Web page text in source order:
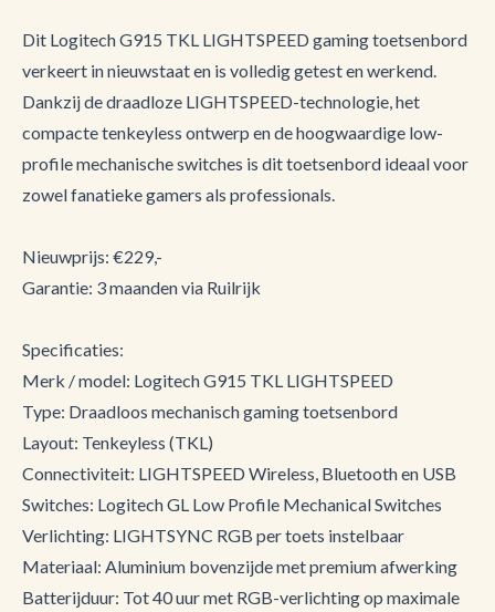
Dit Logitech G915 TKL LIGHTSPEED gaming toetsenbord
verkeert in nieuwstaat en is volledig getest en werkend.
Dankzij de draadloze LIGHTSPEED-technologie, het
compacte tenkeyless ontwerp en de hoogwaardige low-
profile mechanische switches is dit toetsenbord ideaal voor
zowel fanatieke gamers als professionals.
Nieuwprijs: €229,-
Garantie: 3 maanden via Ruilrijk
Specificaties:
Merk / model: Logitech G915 TKL LIGHTSPEED
Type: Draadloos mechanisch gaming toetsenbord
Layout: Tenkeyless (TKL)
Connectiviteit: LIGHTSPEED Wireless, Bluetooth en USB
Switches: Logitech GL Low Profile Mechanical Switches
Verlichting: LIGHTSYNC RGB per toets instelbaar
Materiaal: Aluminium bovenzijde met premium afwerking
Batterijduur: Tot 40 uur met RGB-verlichting op maximale